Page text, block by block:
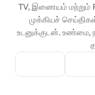
TV, இணையம் மற்றும்
முக்கியச்
உடனுக்குடன்.